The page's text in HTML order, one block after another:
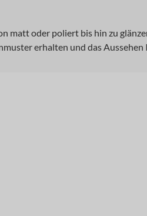
matt oder poliert bis hin zu
erhalten und das Aussehen